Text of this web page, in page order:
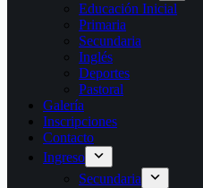
Educación Inicial
Primaria
Secundaria
Inglés
Deportes
Pastoral
Galería
Inscripciones
Contacto
Ingreso
Secundaria